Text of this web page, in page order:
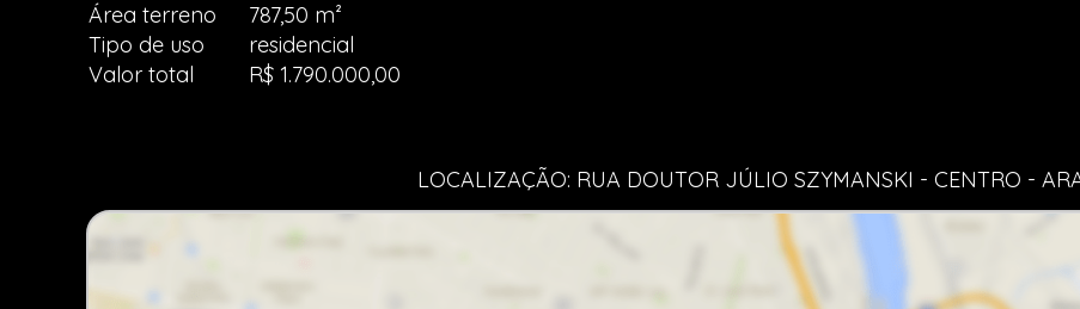
Área terreno
787,50 m²
Tipo de uso
residencial
Valor total
R$ 1.790.000,00
LOCALIZAÇÃO: RUA DOUTOR JÚLIO SZYMANSKI - CENTRO -